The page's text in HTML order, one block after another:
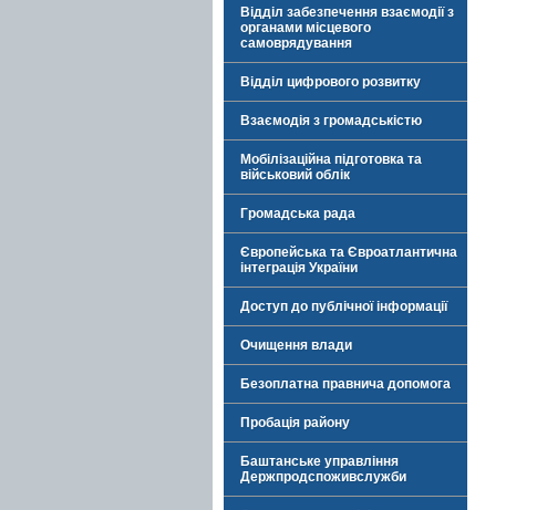
Відділ забезпечення взаємодії з
органами місцевого
самоврядування
Відділ цифрового розвитку
Взаємодія з громадськістю
Мобілізаційна підготовка та
військовий облік
Громадська рада
Європейська та Євроатлантична
інтеграція України
Доступ до публічної інформації
Очищення влади
Безоплатна правнича допомога
Пробація району
Баштанське управління
Держпродспоживслужби